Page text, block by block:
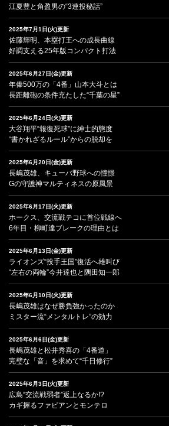
江夏豊と角盈男の“3連投秘話”
2025年7月1日(火)更新
佐藤輝明、本塁打王への成長曲線
好調支える25年版コンパクト打法
2025年6月27日(金)更新
年俸500万の「4番」山本大斗とは
長距離砲の条件充たした“千葉の星”
2025年6月24日(火)更新
大谷翔平“報復死球”に紳士的態度
“書かれざるルール”からの脱却を
2025年6月20日(金)更新
長嶋茂雄、キューバ野球への憧憬
Gの守護神マルティネスの原風景
2025年6月17日(火)更新
ホークス、交流戦テコに首位戦線へ
6年目・柳町達ブレークの理由とは
2025年6月13日(金)更新
ライオンズ“投手王国”復活へ雄叫び
“左右の両輪”今井達也と隅田知一郎
2025年6月10日(火)更新
長嶋茂雄はなぜ勝負強かったのか
ミスター流“メンタルトレ”の効力
2025年6月6日(金)更新
長嶋茂雄と松井秀喜の「4番道」
完璧な「音」を求めて“千日修行”
2025年6月3日(火)更新
広島“交流戦弱者”返上なるか!?
カギ握るファビアンとモンテロ